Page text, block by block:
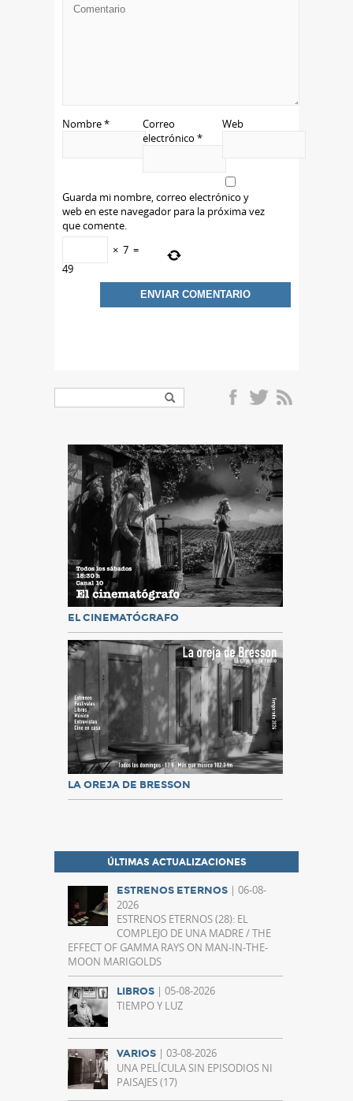
Nombre*
Correo
electrónico *
Web
Guarda mi nombre, correo electrónico y
web en este navegador para la próxima vez
que comente.
× 7 =
49
EL CINEMATÓGRAFO
LA OREJA DE BRESSON
ÚLTIMAS ACTUALIZACIONES
ESTRENOS ETERNOS | 06-08-
2026
ESTRENOS ETERNOS (28): EL
COMPLEJO DE UNA MADRE / THE
EFFECT OF GAMMA RAYS ON MAN-IN-THE-
MOON MARIGOLDS
LIBROS | 05-08-2026
TIEMPO Y LUZ
VARIOS | 03-08-2026
UNA PELÍCULA SIN EPISODIOS NI
PAISAJES (17)